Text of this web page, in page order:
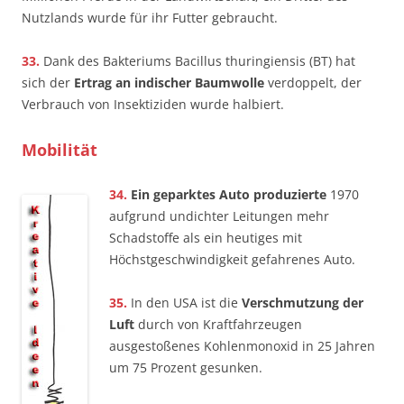
Nutzlands wurde für ihr Futter gebraucht.
33. Dank des Bakteriums Bacillus thuringiensis (BT) hat
sich der Ertrag an indischer Baumwolle verdoppelt, der
Verbrauch von Insektiziden wurde halbiert.
Mobilität
34. Ein geparktes Auto produzierte 1970
aufgrund undichter Leitungen mehr
Schadstoffe als ein heutiges mit
Höchstgeschwindigkeit gefahrenes Auto.
35. In den USA ist die Verschmutzung der
Luft durch von Kraftfahrzeugen
ausgestoßenes Kohlenmonoxid in 25 Jahren
um 75 Prozent gesunken.